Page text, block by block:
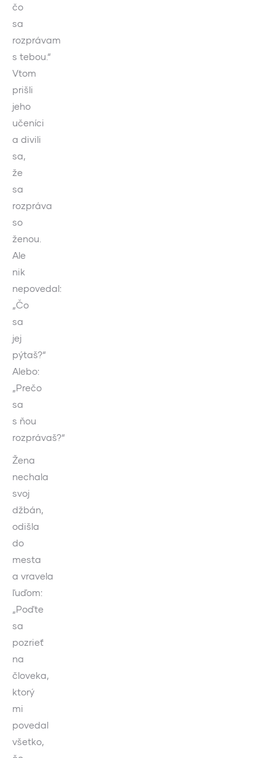
čo
sa
rozprávam
s tebou.“
Vtom
prišli
jeho
učeníci
a divili
sa,
že
sa
rozpráva
so
ženou.
Ale
nik
nepovedal:
„Čo
sa
jej
pýtaš?“
Alebo:
„Prečo
sa
s ňou
rozprávaš?“
Žena
nechala
svoj
džbán,
odišla
do
mesta
a vravela
ľuďom:
„Poďte
sa
pozrieť
na
človeka,
ktorý
mi
povedal
všetko,